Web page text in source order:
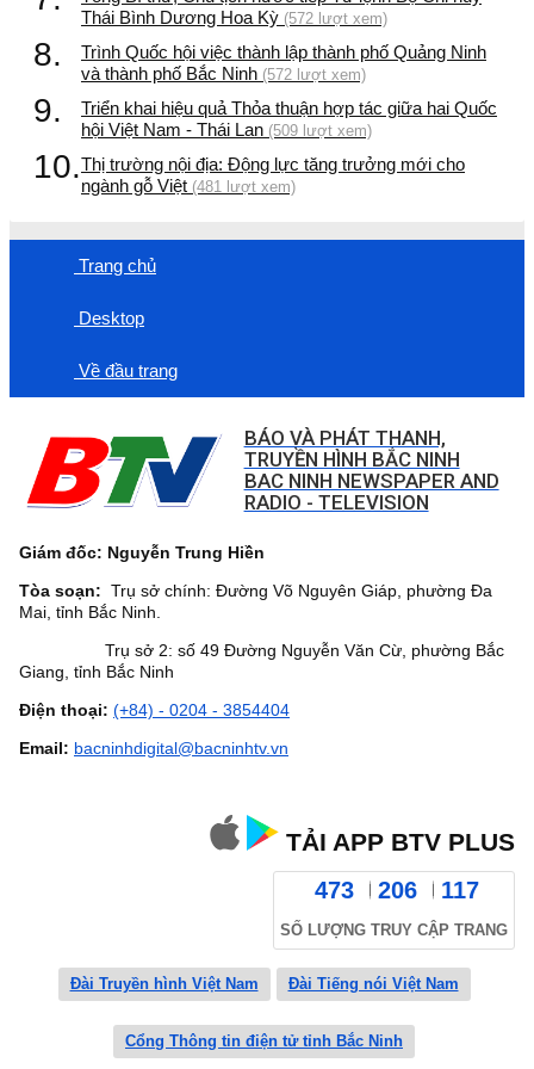
Thái Bình Dương Hoa Kỳ (572 lượt xem)
8.
Trình Quốc hội việc thành lập thành phố Quảng Ninh
và thành phố Bắc Ninh (572 lượt xem)
9.
Triển khai hiệu quả Thỏa thuận hợp tác giữa hai Quốc
hội Việt Nam - Thái Lan (509 lượt xem)
10.Thị trường nội địa: Động lực tăng trưởng mới cho
ngành gỗ Việt (481 lượt xem)
Trang chủ
Desktop
Về đầu trang
BÁO VÀ PHÁT THANH,
TRUYỀN HÌNH BẮC NINH
BAC NINH NEWSPAPER AND
RADIO - TELEVISION
Giám đốc: Nguyễn Trung Hiền
Tòa soạn: Trụ sở chính: Đường Võ Nguyên Giáp, phường Đa
Mai, tỉnh Bắc Ninh.
Trụ sở 2: số 49 Đường Nguyễn Văn Cừ, phường Bắc
Giang, tỉnh Bắc Ninh
Điện thoại: (+84) - 0204 - 3854404
Email: bacninhdigital@bacninhtv.vn
TẢI APP BTV PLUS
473 206 117
SỐ LƯỢNG TRUY CẬP TRANG
Đài Truyền hình Việt Nam Đài Tiếng nói Việt Nam
Cổng Thông tin điện tử tỉnh Bắc Ninh